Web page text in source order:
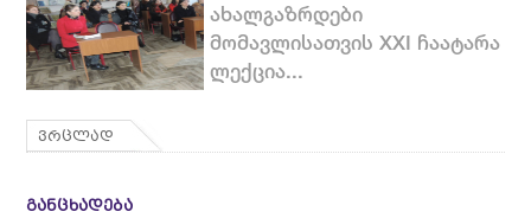
ახალგაზრდები
მომავლისათვის XXI ჩაატარა
ლექცია...
ვრცლად
ᲒᲐᲜᲪᲮᲐᲓᲔᲑᲐ